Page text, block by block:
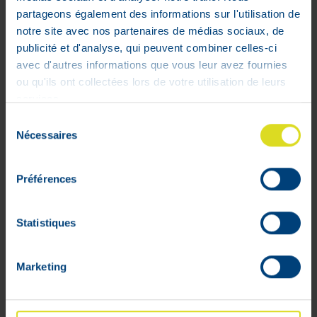
partageons également des informations sur l'utilisation de
notre site avec nos partenaires de médias sociaux, de
publicité et d'analyse, qui peuvent combiner celles-ci
avec d'autres informations que vous leur avez fournies
ou qu'ils ont collectées lors de votre utilisation de leurs
Nécessaires
Préférences
Statistiques
Marketing
sujets testés rapportent une amélioration
des cicatrices**.
** ProDERM Scar Study, Hamburg
(Germany), 2020
Un mix exceptionnel de 14 huiles
naturelles riches en acides gras essentiels
études cliniques, des tests
d’utilisateurs
Texture agréable
est massée sur la peau en formant des
Sans parfum